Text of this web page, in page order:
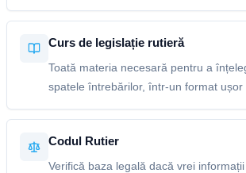
Curs de legislație rutieră
Toată materia necesară pentru a
spatele întrebărilor, într-un format ușor
Codul Rutier
Verifică baza legală dacă vrei